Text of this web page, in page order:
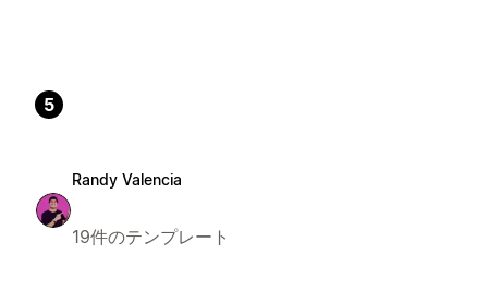
5
Randy Valencia
19件のテンプレート